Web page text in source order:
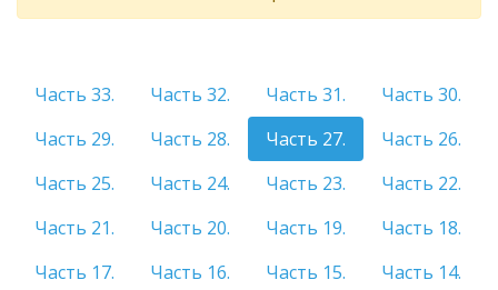
Часть 33. Часть 32. Часть 31.
Часть 30.
Часть 29.
Часть 28. Часть 27.
Часть 26.
Часть 25.
Часть 24. Часть 23.
Часть 22.
Часть 21.
Часть 20. Часть 19.
Часть 18.
Часть 17.
Часть 16. Часть 15.
Часть 14.